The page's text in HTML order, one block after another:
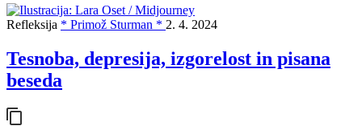
Refleksija * Primož Sturman * 2. 4. 2024
Tesnoba, depresija, izgorelost in pisana
beseda